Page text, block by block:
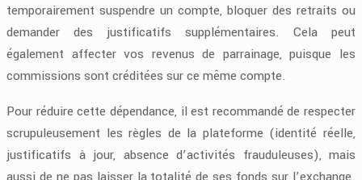
temporairement suspendre un compte, bloquer des retraits ou
demander des justificatifs supplémentaires. Cela peut
également affecter vos revenus de parrainage, puisque les
commissions sont créditées sur ce même compte.
Pour réduire cette dépendance, il est recommandé de respecter
scrupuleusement les règles de la plateforme (identité réelle,
justificatifs à jour, absence d’activités frauduleuses), mais